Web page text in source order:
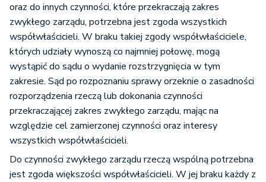
oraz do innych czynności, które przekraczają zakres
zwykłego zarządu, potrzebna jest zgoda wszystkich
współwłaścicieli. W braku takiej zgody współwłaściciele,
których udziały wynoszą co najmniej połowę, mogą
wystąpić do sądu o wydanie rozstrzygnięcia w tym
zakresie. Sąd po rozpoznaniu sprawy orzeknie o zasadności
rozporządzenia rzeczą lub dokonania czynności
przekraczającej zakres zwykłego zarządu, mając na
względzie cel zamierzonej czynności oraz interesy
wszystkich współwłaścicieli.
Do czynności zwykłego zarządu rzeczą wspólną potrzebna
jest zgoda większości współwłaścicieli. W jej braku każdy z